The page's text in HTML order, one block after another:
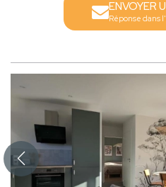
ENVOYER
Réponse dans